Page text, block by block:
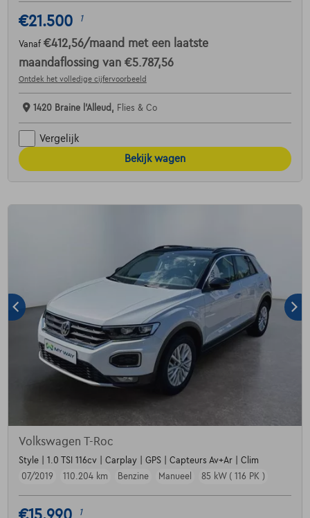
€21.500 1
Vanaf €412,56/maand met een laatste
maandaflossing van €5.787,56
Ontdek het volledige cijfervoorbeeld
1420 Braine l'Alleud, Flies & Co
Vergelijk
Bekijk wagen
Volkswagen T-Roc
Style | 1.0 TSI 116cv | Carplay | GPS | Capteurs Av+Ar | Clim
07/2019
110.204 km Benzine Manueel 85 kW ( 116 PK )
1